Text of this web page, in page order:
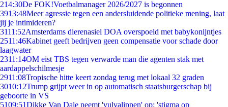
214:30De FOK!Voetbalmanager 2026/2027 is begonnen
3913:48Meer agressie tegen een andersluidende politieke mening, laat
jij je intimideren?
3111:52Amsterdams dierenasiel DOA overspoeld met babykonijntjes
2511:46Kabinet geeft bedrijven geen compensatie voor schade door
laagwater
2311:14OM eist TBS tegen verwarde man die agenten stak met
aardappelschilmesje
2911:08Tropische hitte keert zondag terug met lokaal 32 graden
3010:12Trump grijpt weer in op automatisch staatsburgerschap bij
geboorte in VS
5109:51Dikke Van Dale neemt 'vulvalippen' op: 'stigma op